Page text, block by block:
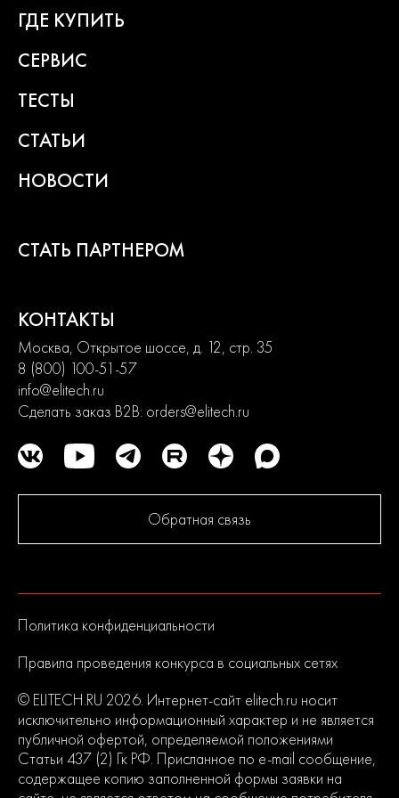
многократное тестирование. Каждая линейка продукции
состоит из сбалансированного ассортимента, способного
продвинутых. Продуманная конструкция узлов обеспечивает
Современный дизайн и превосходная эргономика
ГДЕ КУПИТЬ
СЕРВИС
ТЕСТЫ
СТАТЬИ
НОВОСТИ
СТАТЬ ПАРТНЕРОМ
КОНТАКТЫ
Москва, Открытое шоссе, д. 12, стр. 35
8 (800) 100-51-57
info@elitech.ru
Сделать заказ B2B: orders@elitech.ru
Обратная связь
Политика конфиденциальности
Правила проведения конкурса в социальных сетях
© ELITECH.RU 2026. Интернет-сайт elitech.ru носит
исключительно информационный характер и не является
публичной офертой, определяемой положениями
Статьи 437 (2) Гк РФ. Присланное по e-mail сообщение,
содержащее копию заполненной формы заявки на